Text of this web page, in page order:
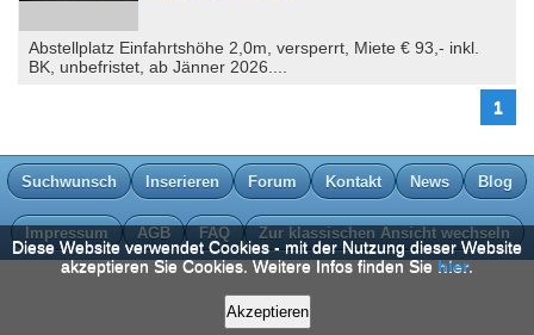
Abstellplatz Einfahrtshöhe 2,0m, versperrt, Miete € 93,- inkl.
BK, unbefristet, ab Jänner 2026....
1
Suchwunsch Inserieren Forum Kontakt News Blog
Impressum AGB FAQ Zur klassischen Ansicht wechseln
Diese Website verwendet Cookies - mit der Nutzung dieser Website
akzeptieren Sie Cookies. Weitere Infos finden Siehier.